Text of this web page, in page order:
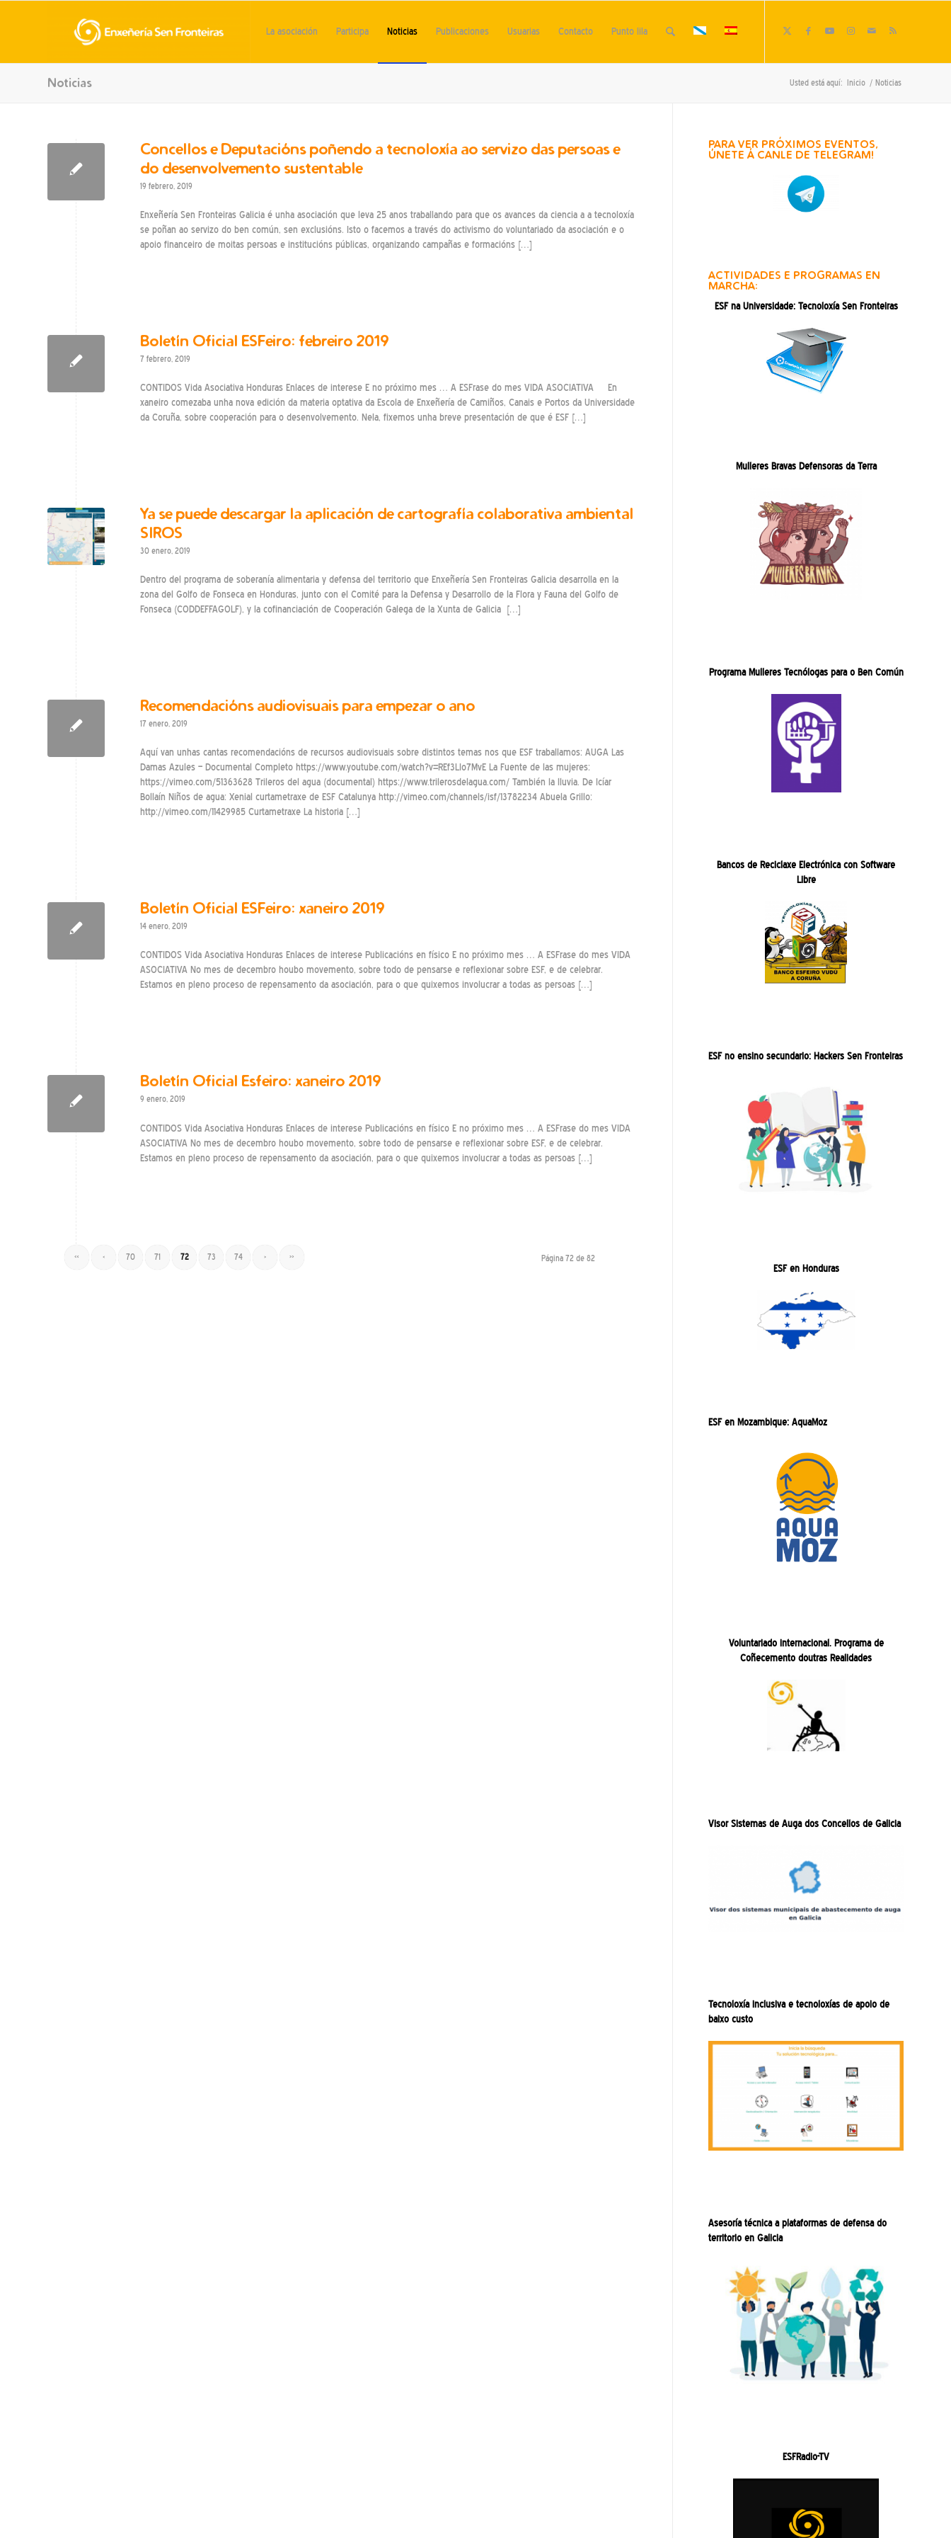
La asociación Participa Noticias Publicaciones Usuarias Contacto Punto lila
Noticias Usted está aquí: Inicio / Noticias
Concellos e Deputacións poñendo a tecnoloxía ao servizo das persoas e
do desenvolvemento sustentable
19 febrero, 2019
Enxeñería Sen Fronteiras Galicia é unha asociación que leva 25 anos traballando para que os avances da ciencia a a tecnoloxía
se poñan ao servizo do ben común, sen exclusións. Isto o facemos a través do activismo do voluntariado da asociación e o
apoio financeiro de moitas persoas e institucións públicas, organizando campañas e formacións […]
Boletín Oficial ESFeiro: febreiro 2019
7 febrero, 2019
CONTIDOS Vida Asociativa Honduras Enlaces de interese E no próximo mes … A ESFrase do mes VIDA ASOCIATIVA En
xaneiro comezaba unha nova edición da materia optativa da Escola de Enxeñería de Camiños, Canais e Portos da Universidade
da Coruña, sobre cooperación para o desenvolvemento. Nela, fixemos unha breve presentación de que é ESF […]
Ya se puede descargar la aplicación de cartografía colaborativa ambiental
SIROS
30 enero, 2019
Dentro del programa de soberanía alimentaria y defensa del territorio que Enxeñería Sen Fronteiras Galicia desarrolla en la
zona del Golfo de Fonseca en Honduras, junto con el Comité para la Defensa y Desarrollo de la Flora y Fauna del Golfo de
Fonseca (CODDEFFAGOLF), y la cofinanciación de Cooperación Galega de la Xunta de Galicia […]
Recomendacións audiovisuais para empezar o ano
17 enero, 2019
Aquí van unhas cantas recomendacións de recursos audiovisuais sobre distintos temas nos que ESF traballamos: AUGA Las
Damas Azules – Documental Completo https://www.youtube.com/watch?v=REf3LIo7MvE La Fuente de las mujeres:
https://vimeo.com/51363628 Trileros del agua (documental) https://www.trilerosdelagua.com/ También la lluvia. De Icíar
Bollaín Niños de agua: Xenial curtametraxe de ESF Catalunya http://vimeo.com/channels/isf/13782234 Abuela Grillo:
http://vimeo.com/11429985 Curtametraxe La historia […]
Boletín Oficial ESFeiro: xaneiro 2019
14 enero, 2019
CONTIDOS Vida Asociativa Honduras Enlaces de interese Publicacións en físico E no próximo mes … A ESFrase do mes VIDA
ASOCIATIVA No mes de decembro houbo movemento, sobre todo de pensarse e reflexionar sobre ESF, e de celebrar.
Estamos en pleno proceso de repensamento da asociación, para o que quixemos involucrar a todas as persoas […]
Boletín Oficial Esfeiro: xaneiro 2019
9 enero, 2019
CONTIDOS Vida Asociativa Honduras Enlaces de interese Publicacións en físico E no próximo mes … A ESFrase do mes VIDA
ASOCIATIVA No mes de decembro houbo movemento, sobre todo de pensarse e reflexionar sobre ESF, e de celebrar.
Estamos en pleno proceso de repensamento da asociación, para o que quixemos involucrar a todas as persoas […]
Página 72 de 82
« ‹ 70 71 72 73 74 › »
PARA VER PRÓXIMOS EVENTOS,
ÚNETE Á CANLE DE TELEGRAM!
ACTIVIDADES E PROGRAMAS EN
MARCHA:
ESF na Universidade: Tecnoloxía Sen Fronteiras
Mulleres Bravas Defensoras da Terra
Programa Mulleres Tecnólogas para o Ben Común
Bancos de Reciclaxe Electrónica con Software
Libre
ESF no ensino secundario: Hackers Sen Fronteiras
ESF en Honduras
ESF en Mozambique: AquaMoz
Voluntariado internacional. Programa de
Coñecemento doutras Realidades
Visor Sistemas de Auga dos Concellos de Galicia
Tecnoloxía inclusiva e tecnoloxías de apoio de
baixo custo
Asesoría técnica a plataformas de defensa do
territorio en Galicia
ESFRadio-TV